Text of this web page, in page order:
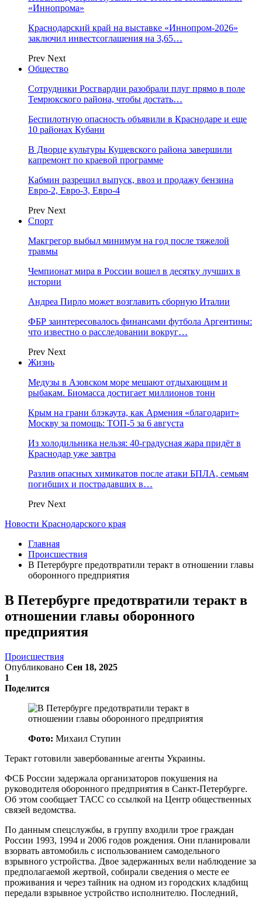
«Иннопрома»
Краснодарский край на выставке «Иннопром-2026»
заключил инвестсоглашения на 3,65…
Prev Next
Общество
Сотрудники Росгвардии разобрали плуг прямо в поле
Темрюкского района, чтобы достать…
Беспилотную опасность объявили в Краснодаре и еще
10 районах Кубани
В Дворце культуры Кущевского района завершили
капремонт по краевой программе
Кабмин разрешил выпуск, ввоз и продажу бензина
Евро-2, Евро-3, Евро-4
Prev Next
Спорт
Макгрегор выбыл минимум на год после тяжелой
травмы
Чемпионат мира в России вошел в десятку лучших в
истории
Андреа Пирло может возглавить сборную Италии
ФБР заинтересовалось финансами футбола Аргентины:
что известно о расследовании вокруг…
Prev Next
Жизнь
Медузы в Азовском море мешают отдыхающим и
рыбакам. Биомасса достигает миллионов тонн
Крым на грани блэкаута, как Армения «благодарит»
Москву за помощь: ТОП-5 за 6 августа
Из холодильника нельзя: 40-градусная жара придёт в
Краснодар уже завтра
Разлив опасных химикатов после атаки БПЛА, семьям
погибших и пострадавших в…
Prev Next
Новости Краснодарского края
Главная
Происшествия
В Петербурге предотвратили теракт в отношении главы
оборонного предприятия
В Петербурге предотвратили теракт в
отношении главы оборонного
предприятия
Происшествия
Опубликовано Сен 18, 2025
1
Поделится
Фото: Михаил Ступин
Теракт готовили завербованные агенты Украины.
ФСБ России задержала организаторов покушения на
руководителя оборонного предприятия в Санкт-Петербурге.
Об этом сообщает ТАСС со ссылкой на Центр общественных
связей ведомства.
По данным спецслужбы, в группу входили трое граждан
России 1993, 1994 и 2006 годов рождения. Они планировали
взорвать автомобиль с использованием самодельного
взрывного устройства. Двое задержанных вели наблюдение за
предполагаемой жертвой, собирали сведения о месте ее
проживания и через тайник на одном из городских кладбищ
передали взрывное устройство исполнителю. Последний,